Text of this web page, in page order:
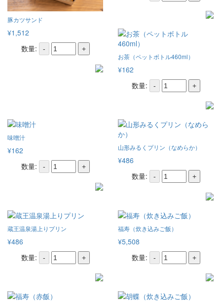
豚カツサンド
¥1,512
数量:
- +
お茶（ペットボトル460ml）
¥162
数量:
- +
味噌汁
¥162
数量:
- +
山形みるくプリン（なめらか）
¥486
数量:
- +
蔵王温泉湯上りプリン
¥486
数量:
- +
福寿（炊き込みご飯）
¥5,508
数量:
- +